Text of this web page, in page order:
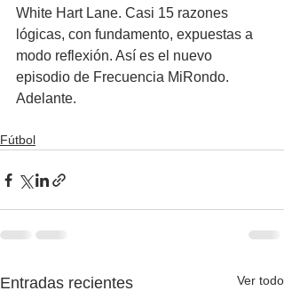
White Hart Lane. Casi 15 razones
lógicas, con fundamento, expuestas a
modo reflexión. Así es el nuevo
episodio de Frecuencia MiRondo.
Adelante.
Fútbol
Entradas recientes Ver todo